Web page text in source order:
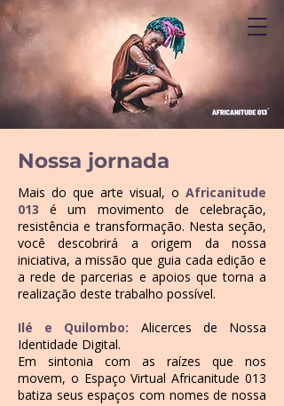
Nossa jornada
Mais do que arte visual, o Africanitude
013 é um movimento de celebração,
resistência e transformação. Nesta seção,
você descobrirá a origem da nossa
iniciativa, a missão que guia cada edição e
a rede de parcerias e apoios que torna a
realização deste trabalho possível.
Ilé e Quilombo: Alicerces de Nossa
Identidade Digital.
Em sintonia com as raízes que nos
movem, o Espaço Virtual Africanitude 013
batiza seus espaços com nomes de nossa